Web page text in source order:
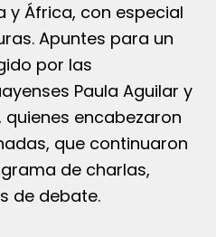
y África, con especial
Apuntes para un
por las
Paula Aguilar y
quienes encabezaron
que continuaron
de charlas,
de debate.